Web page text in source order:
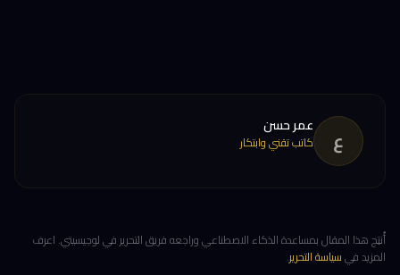
ع عمر حسن
كاتب تقني وابتكار
أُنتِج هذا المقال بمساعدة الذكاء الاصطناعي وراجعه فريق التحرير في لوجيسيتي. اعرف
المزيد فيسياسة التحرير.